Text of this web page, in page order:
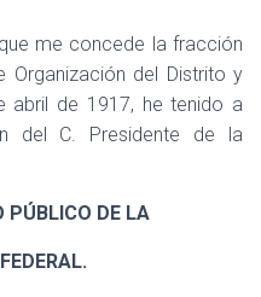
me concede la fracción
Organización del Distrito y
abril de 1917, he tenido a
del C. Presidente de la
PÚBLICO DE LA